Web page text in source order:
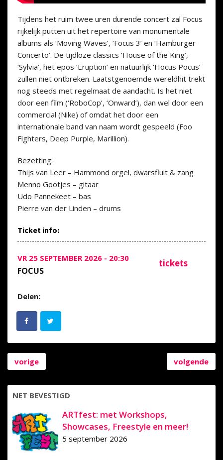
Tijdens het ruim twee uren durende concert zal Focus
rijkelijk putten uit het repertoire van monumentale
albums als ‘Moving Waves’, ‘Focus 3’ en ‘Hamburger
Concerto’. De tijdloze classics ‘House of the King’,
‘Sylvia’, het epos ‘Eruption’ en natuurlijk ‘Hocus Pocus’
zullen niet ontbreken. Laatstgenoemde wereldhit trekt
nog steeds met regelmaat de aandacht. Is het niet
door een film (‘RoboCop’, ‘Onward’), dan wel door een
commercial (Nike) of omdat het door een
internationale band van naam wordt gespeeld (Foo
Fighters, Deep Purple, Marillion).
Bezetting:
Thijs van Leer – Hammond orgel, dwarsfluit & zang
Menno Gootjes – gitaar
Udo Pannekeet – bas
Pierre van der Linden – drums
Ticket info:
VR 25 SEPTEMBER 2026 - 20:30
FOCUS
tickets
Delen:
vorige volgende
NET BEVESTIGD
ARTfest: met Workshops,
Showcases, Freestyle en meer!
5 september 2026